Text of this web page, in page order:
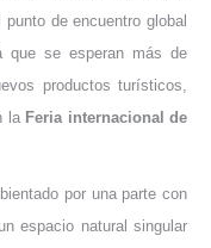
de encuentro global
que se esperan más de
productos turísticos,
la Feria internacional de
por una parte con
espacio natural singular